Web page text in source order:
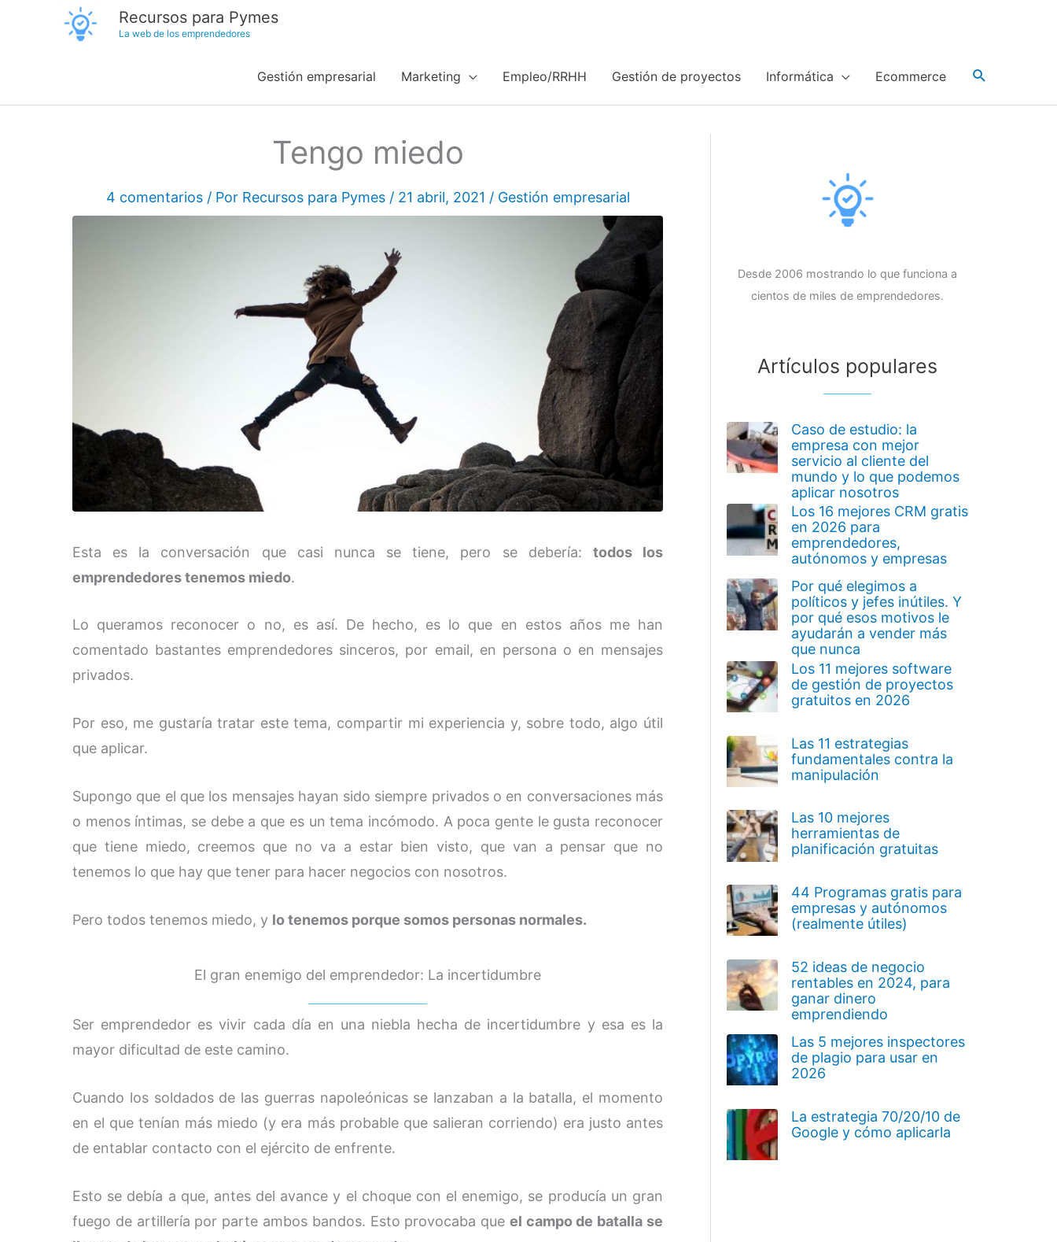
Recursos para Pymes
La web de los emprendedores
Gestión empresarial Marketing Empleo/RRHH Gestión de proyectos Informática Ecommerce
Tengo miedo
4 comentarios / Por Recursos para Pymes / 21 abril, 2021 / Gestión empresarial
Esta es la conversación que casi nunca se tiene, pero se debería: todos los
emprendedores tenemos miedo.
Lo queramos reconocer o no, es así. De hecho, es lo que en estos años me han
comentado bastantes emprendedores sinceros, por email, en persona o en mensajes
privados.
Por eso, me gustaría tratar este tema, compartir mi experiencia y, sobre todo, algo útil
que aplicar.
Supongo que el que los mensajes hayan sido siempre privados o en conversaciones más
o menos íntimas, se debe a que es un tema incómodo. A poca gente le gusta reconocer
que tiene miedo, creemos que no va a estar bien visto, que van a pensar que no
tenemos lo que hay que tener para hacer negocios con nosotros.
Pero todos tenemos miedo, y lo tenemos porque somos personas normales.
El gran enemigo del emprendedor: La incertidumbre
Ser emprendedor es vivir cada día en una niebla hecha de incertidumbre y esa es la
mayor dificultad de este camino.
Cuando los soldados de las guerras napoleónicas se lanzaban a la batalla, el momento
en el que tenían más miedo (y era más probable que salieran corriendo) era justo antes
de entablar contacto con el ejército de enfrente.
Esto se debía a que, antes del avance y el choque con el enemigo, se producía un gran
fuego de artillería por parte ambos bandos. Esto provocaba que el campo de batalla se
Desde 2006 mostrando lo que funciona a
cientos de miles de emprendedores.
Artículos populares
Caso de estudio: la
empresa con mejor
servicio al cliente del
mundo y lo que podemos
aplicar nosotros
Los 16 mejores CRM gratis
en 2026 para
emprendedores,
autónomos y empresas
Por qué elegimos a
políticos y jefes inútiles. Y
por qué esos motivos le
ayudarán a vender más
que nunca
Los 11 mejores software
de gestión de proyectos
gratuitos en 2026
Las 11 estrategias
fundamentales contra la
manipulación
Las 10 mejores
herramientas de
planificación gratuitas
44 Programas gratis para
empresas y autónomos
(realmente útiles)
52 ideas de negocio
rentables en 2024, para
ganar dinero
emprendiendo
Las 5 mejores inspectores
de plagio para usar en
2026
La estrategia 70/20/10 de
Google y cómo aplicarla